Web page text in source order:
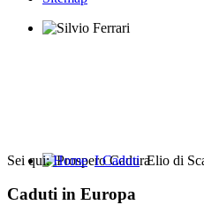
Sei qui:Home I Caduti Elio di
Caduti in Europa